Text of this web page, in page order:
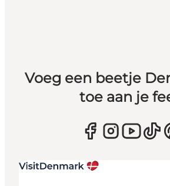
Voeg een beetje
toe aan je